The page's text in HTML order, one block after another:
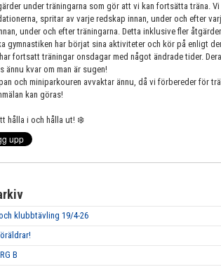
under träningarna som gör att vi kan fortsätta träna.
spritar av varje redskap innan, under och efter
under och efter träningarna. Detta inklusive fler
gymnastiken har börjat sina aktiviteter och kör på enligt
fortsatt träningar onsdagar med något ändrade tider.
ännu kvar om man är sugen!
och miniparkouren avvaktar ännu, då vi förbereder för
kan göras!
hålla i och hålla ut! ❄️
klubbtävling 19/4-26
B